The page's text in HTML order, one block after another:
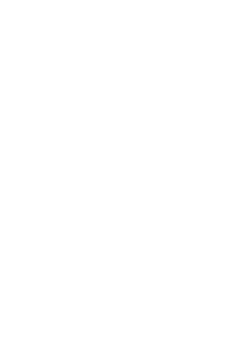
—
Príliš dlhá aplikácia